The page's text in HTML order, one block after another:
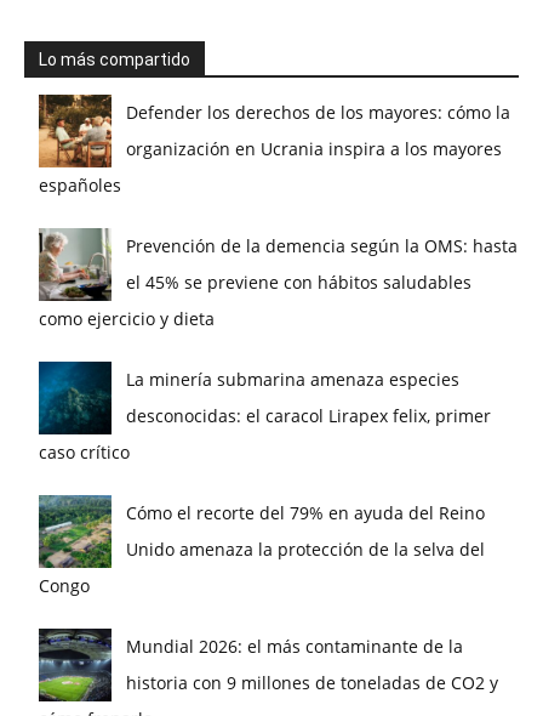
Lo más compartido
Defender los derechos de los mayores: cómo la
organización en Ucrania inspira a los mayores
españoles
Prevención de la demencia según la OMS: hasta
el 45% se previene con hábitos saludables
como ejercicio y dieta
La minería submarina amenaza especies
desconocidas: el caracol Lirapex felix, primer
caso crítico
Cómo el recorte del 79% en ayuda del Reino
Unido amenaza la protección de la selva del
Congo
Mundial 2026: el más contaminante de la
historia con 9 millones de toneladas de CO2 y